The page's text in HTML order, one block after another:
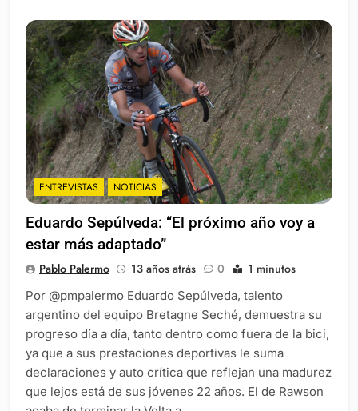
ENTREVISTAS NOTICIAS
Eduardo Sepúlveda: “El próximo año voy a
estar más adaptado”
Pablo Palermo 13 años atrás 0 1 minutos
Por @pmpalermo Eduardo Sepúlveda, talento
argentino del equipo Bretagne Seché, demuestra su
progreso día a día, tanto dentro como fuera de la bici,
ya que a sus prestaciones deportivas le suma
declaraciones y auto crítica que reflejan una madurez
que lejos está de sus jóvenes 22 años. El de Rawson